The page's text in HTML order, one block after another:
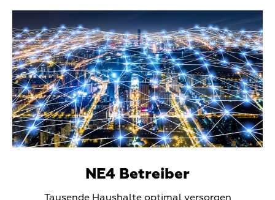
Media
NE4 Betreiber